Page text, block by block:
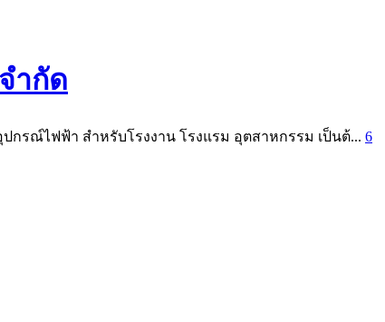
ำกัด
กรณ์ไฟฟ้า สำหรับโรงงาน โรงแรม อุตสาหกรรม เป็นต้... 6